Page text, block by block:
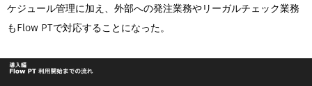
ケジュール管理に加え、外部への発注業務やリーガルチェック業務
もFlow PTで対応することになった。